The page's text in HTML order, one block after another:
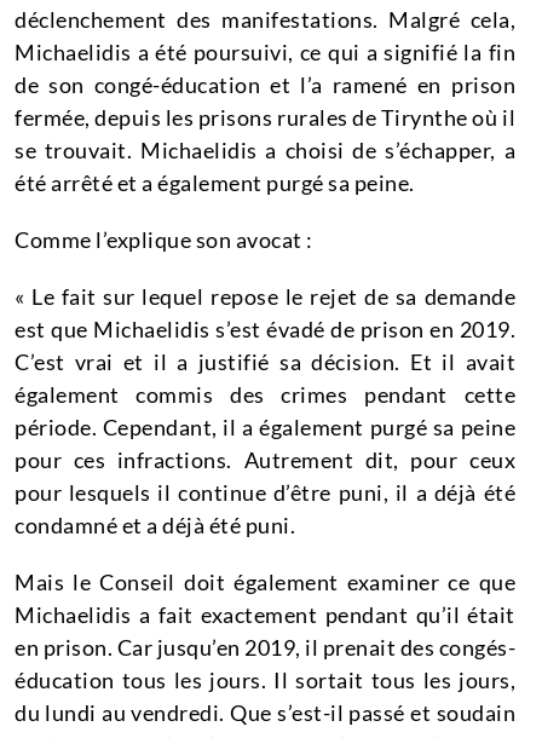
déclenchement des manifestations. Malgré cela,
Michaelidis a été poursuivi, ce qui a signifié la fin
de son congé-éducation et l’a ramené en prison
fermée, depuis les prisons rurales de Tirynthe où il
se trouvait. Michaelidis a choisi de s’échapper, a
été arrêté et a également purgé sa peine.
Comme l’explique son avocat :
« Le fait sur lequel repose le rejet de sa demande
est que Michaelidis s’est évadé de prison en 2019.
C’est vrai et il a justifié sa décision. Et il avait
également commis des crimes pendant cette
période. Cependant, il a également purgé sa peine
pour ces infractions. Autrement dit, pour ceux
pour lesquels il continue d’être puni, il a déjà été
condamné et a déjà été puni.
Mais le Conseil doit également examiner ce que
Michaelidis a fait exactement pendant qu’il était
en prison. Car jusqu’en 2019, il prenait des congés-
éducation tous les jours. Il sortait tous les jours,
du lundi au vendredi.Que s’est-il passé et soudain